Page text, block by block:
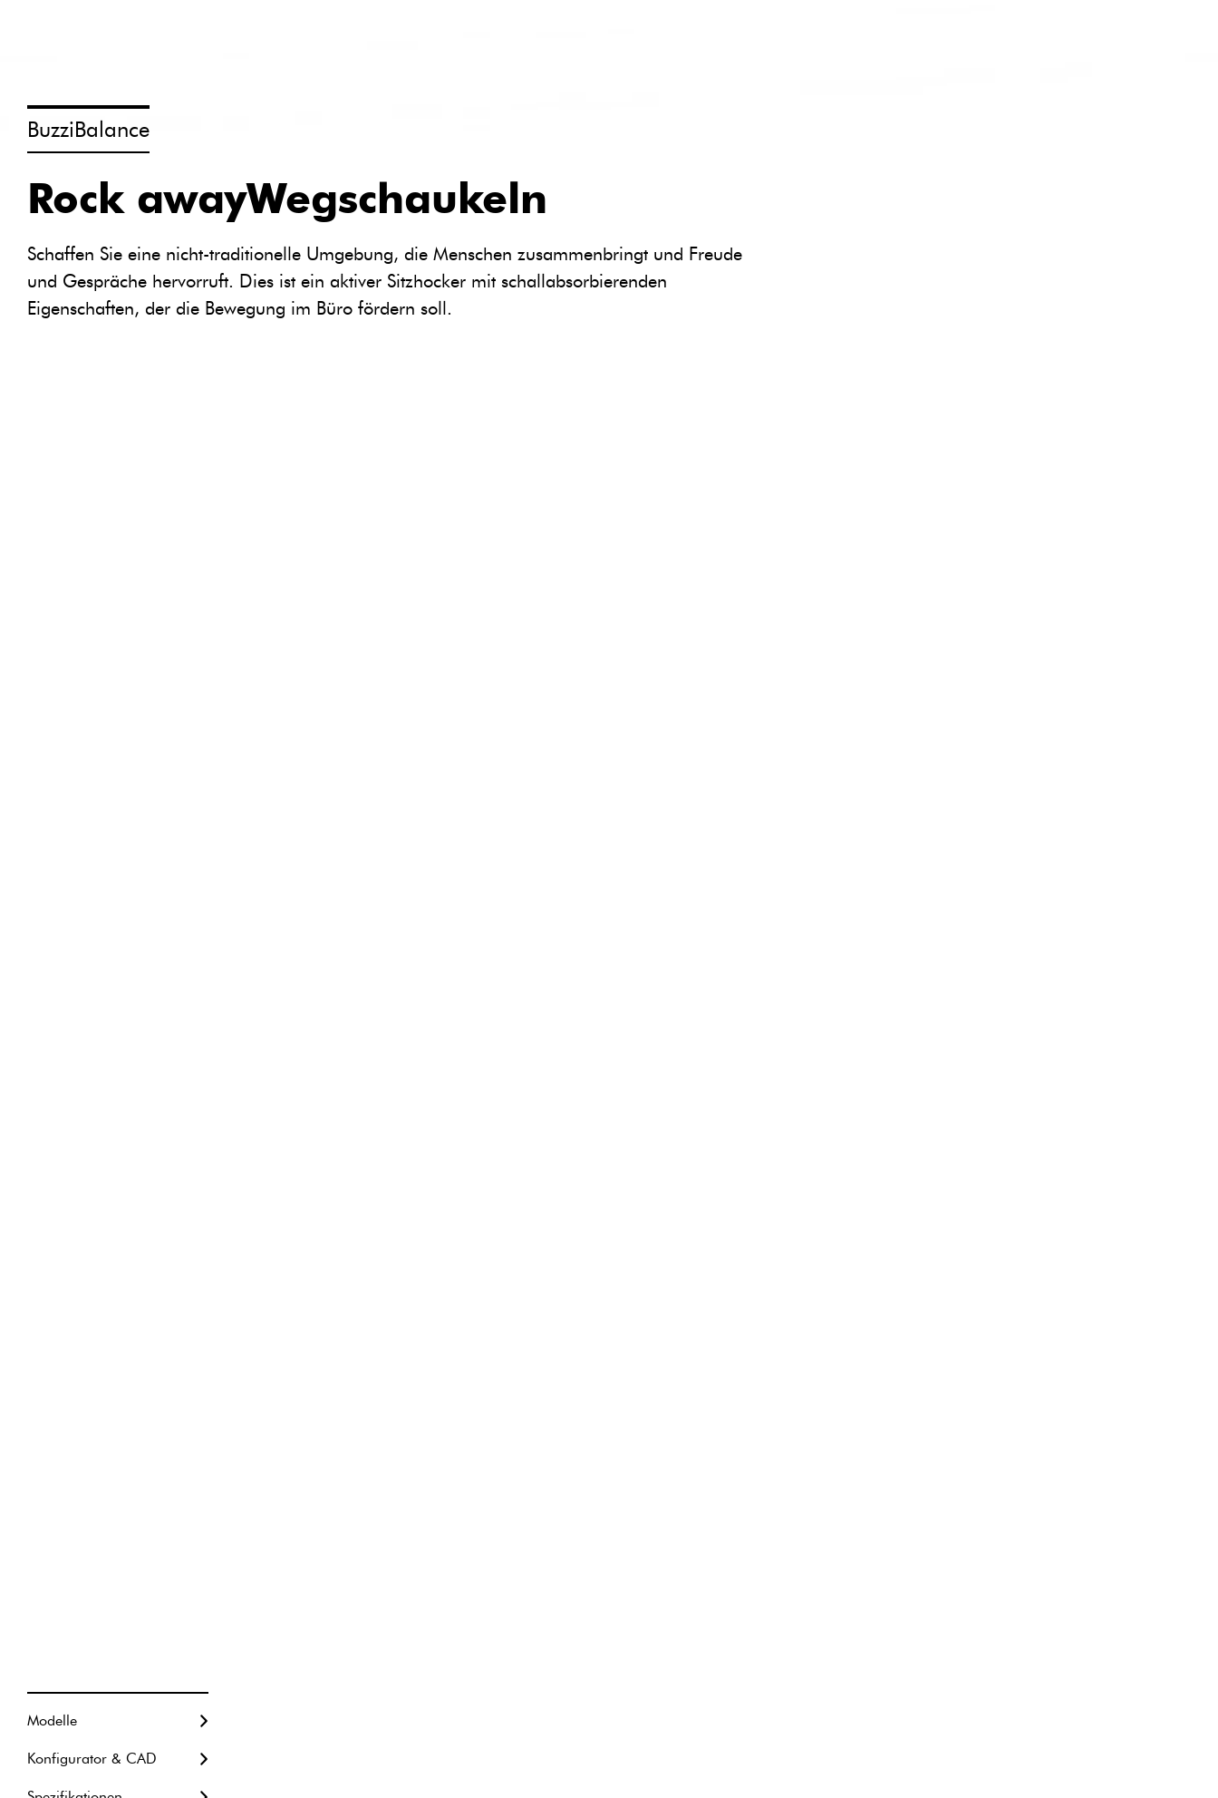
BuzziBalance
BuzziBalance:
Rock awayWegschaukeln
Schaffen Sie eine nicht-traditionelle Umgebung, die Menschen zusammenbringt und Freude
und Gespräche hervorruft. Dies ist ein aktiver Sitzhocker mit schallabsorbierenden
Eigenschaften, der die Bewegung im Büro fördern soll.
Modelle
Konfigurator & CAD
Metrische Einheiten